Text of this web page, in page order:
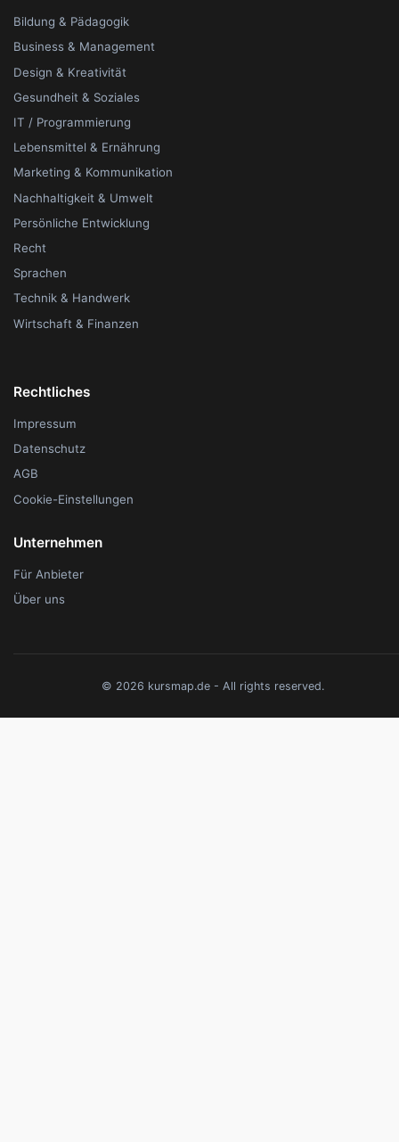
Bildung & Pädagogik
Business & Management
Design & Kreativität
Gesundheit & Soziales
IT / Programmierung
Lebensmittel & Ernährung
Marketing & Kommunikation
Nachhaltigkeit & Umwelt
Persönliche Entwicklung
Recht
Sprachen
Technik & Handwerk
Wirtschaft & Finanzen
Rechtliches
Impressum
Datenschutz
AGB
Cookie-Einstellungen
Unternehmen
Für Anbieter
Über uns
© 2026 kursmap.de - All rights reserved.